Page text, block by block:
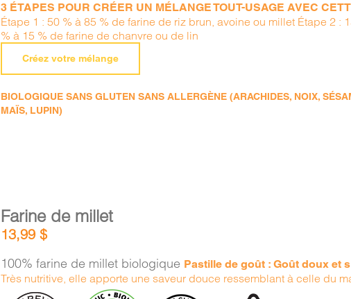
3 ÉTAPES POUR CRÉER UN MÉLANGE TOUT-USAGE AVEC
Étape 1 : 50 % à 85 % de farine de riz brun, avoine ou millet Étape 2 :
% à 15 % de farine de chanvre ou de lin
Créez votre mélange
BIOLOGIQUE SANS GLUTEN SANS ALLERGÈNE (ARACHIDES, NOIX,
MAÏS, LUPIN)
Farine de millet
13,99$
100% farine de millet biologique Pastille de goût : Goût doux et
Très nutritive, elle apporte une saveur douce ressemblant à celle du